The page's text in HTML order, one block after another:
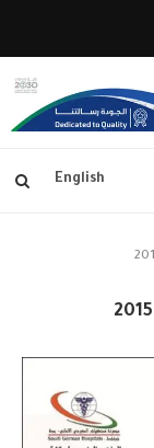
English